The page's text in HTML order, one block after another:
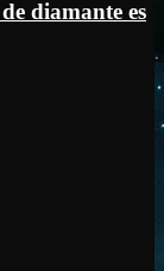
diamante es